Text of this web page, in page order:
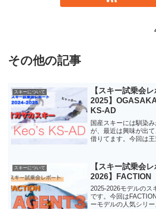
その他の記事
スキーについて
【スキー試乗会
2025】
KS-AD
国産スキーには馴染
が、最近は興味が出
借りてます。今回は
スキーについて
【スキー試乗会
2026】
2025-2026モデルのス
です。今回は
ーモデルの人気シリー